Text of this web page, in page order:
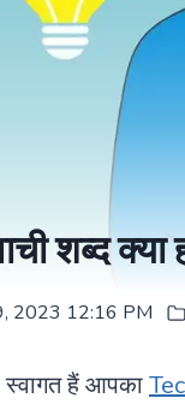
शब्द क्या
2023 12:16 PM
स्वागत हैं आपका